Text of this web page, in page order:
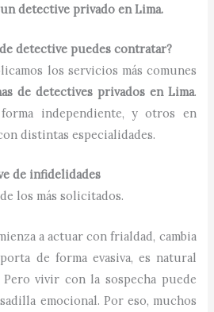
detective privado en Lima.
detective puedes contratar?
los servicios más comunes
de detectives privados en Lima.
independiente, y otros en
distintas especialidades.
de infidelidades
los más solicitados.
a actuar con frialdad, cambia
de forma evasiva, es natural
vivir con la sospecha puede
emocional. Por eso, muchos